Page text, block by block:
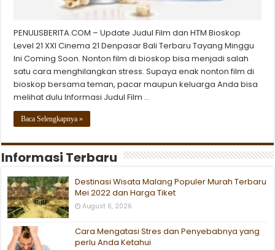
PENULISBERITA.COM – Update Judul Film dan HTM Bioskop
Level 21 XXI Cinema 21 Denpasar Bali Terbaru Tayang Minggu
Ini Coming Soon. Nonton film di bioskop bisa menjadi salah
satu cara menghilangkan stress. Supaya enak nonton film di
bioskop bersama teman, pacar maupun keluarga Anda bisa
melihat dulu Informasi Judul Film …
Baca Selengkapnya »
Informasi Terbaru
Destinasi Wisata Malang Populer Murah Terbaru
Mei 2022 dan Harga Tiket
August 6, 2026
Cara Mengatasi Stres dan Penyebabnya yang
perlu Anda Ketahui